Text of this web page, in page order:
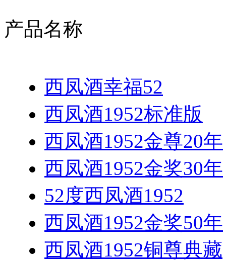
产品名称
西凤酒幸福52
西凤酒1952标准版
西凤酒1952金尊20年
西凤酒1952金奖30年
52度西凤酒1952
西凤酒1952金奖50年
西凤酒1952铜尊典藏